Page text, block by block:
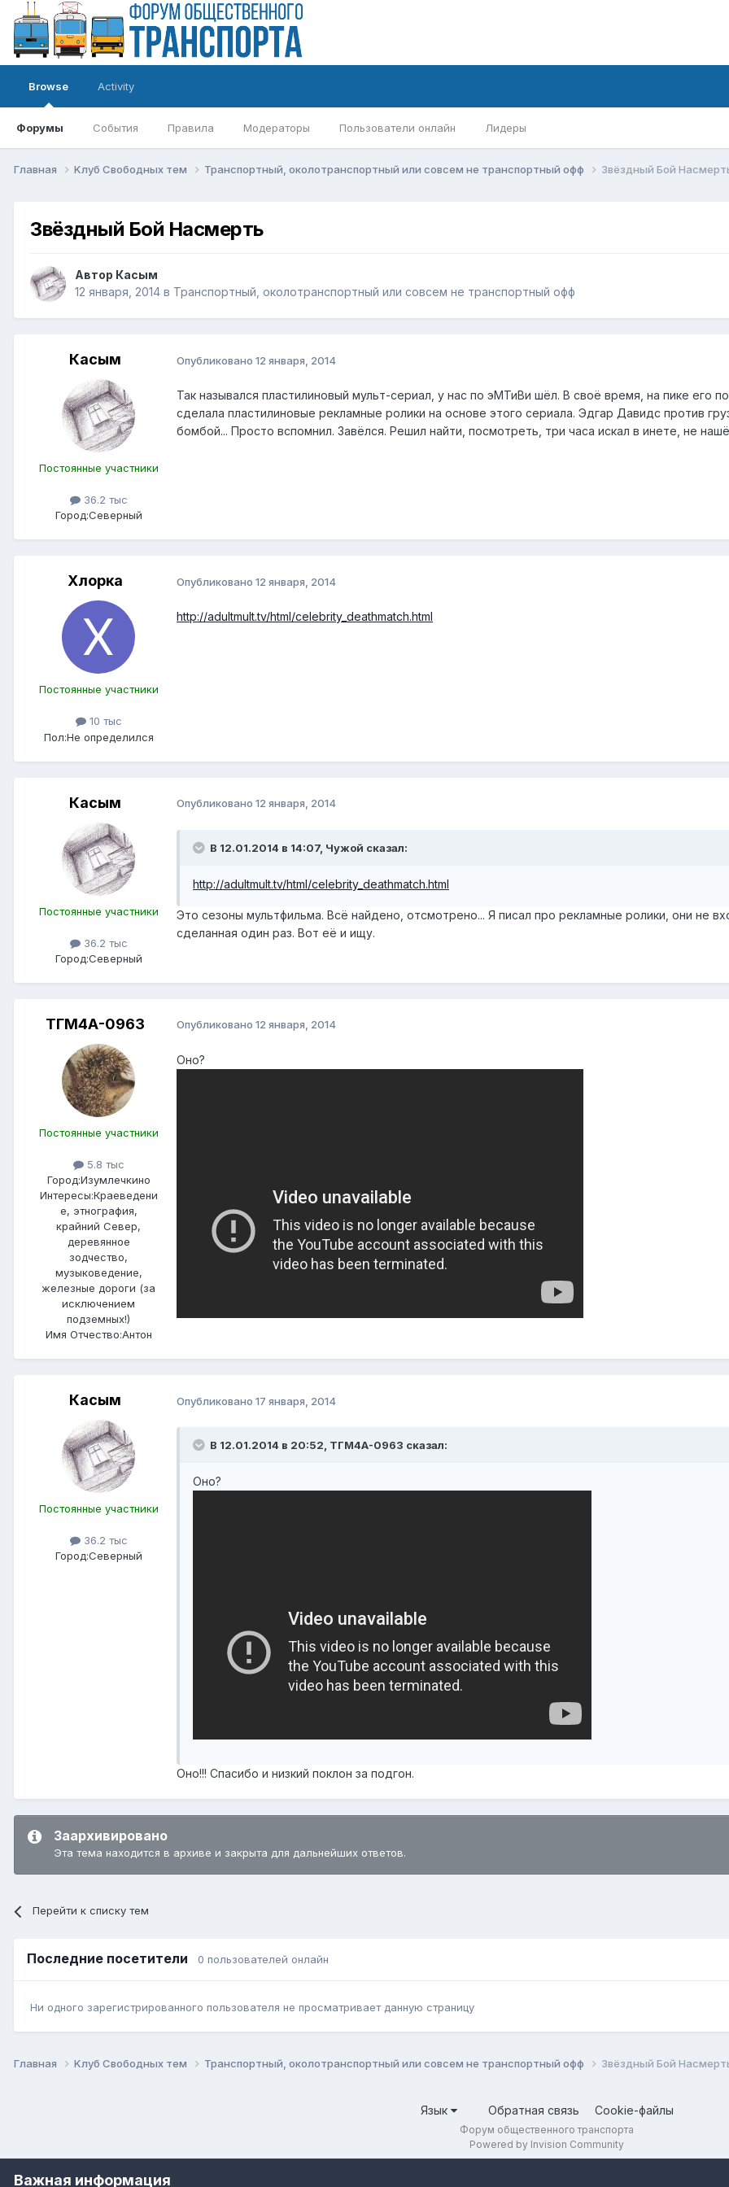
Browse
Форумы События Правила Модераторы Пользователи онлайн Лидеры
Activity
Главная Kлуб Свободных тем Транспортный, околотранспортный или совсем не транспортный офф Звёздный Бой
Звёздный Бой Насмеpть
Автор Касым
12 января, 2014 в Транспортный, околотранспортный или совсем не транспортный офф
Касым
Постоянные участники
36.2 тыс
Город:Северный
Опубликовано 12 января, 2014
Так назывался пластилиновый мульт-сериал, у нас по эМТиВи шёл. В своё время, на пике его
сделала пластилиновые рекламные ролики на основе этого сериала. Эдгар Давидс против
бомбой... Просто вспомнил. Завёлся. Решил найти, посмотреть, три часа искал в инете, не
Хлорка
Постоянные участники
10 тыс
Пол:Не определился
Опубликовано 12 января, 2014
http://adultmult.tv/html/celebrity_deathmatch.html
Касым
Постоянные участники
36.2 тыс
Город:Северный
Опубликовано 12 января, 2014
В 12.01.2014 в 14:07, Чужой сказал:
http://adultmult.tv/html/celebrity_deathmatch.html
Это сезоны мультфильма. Всё найдено, отсмотрено... Я писал про рекламные ролики, они не
сделанная один раз. Вот её и ищу.
ТГМ4А-0963
Постоянные участники
5.8 тыс
Город:Изумлечкино
Интересы:Краеведени
е, этнография,
крайний Север,
деревянное
зодчество,
музыковедение,
железные дороги (за
исключением
подземных!)
Имя Отчество:Антон
Опубликовано 12 января, 2014
Оно?
Касым
Постоянные участники
36.2 тыс
Город:Северный
Опубликовано 17 января, 2014
В 12.01.2014 в 20:52, ТГМ4А-0963 сказал:
Оно?
Оно!!! Спасибо и низкий поклон за подгон.
Заархивировано
Эта тема находится в архиве и закрыта для дальнейших ответов.
Перейти к списку тем
Последние посетители 0 пользователей онлайн
Ни одного зарегистрированного пользователя не просматривает данную страницу
Главная Kлуб Свободных тем Транспортный, околотранспортный или совсем не транспортный офф Звёздный Бой
Язык Обратная связь Cookie-файлы
Форум общественного транспорта
Powered by Invision Community
Важная информация